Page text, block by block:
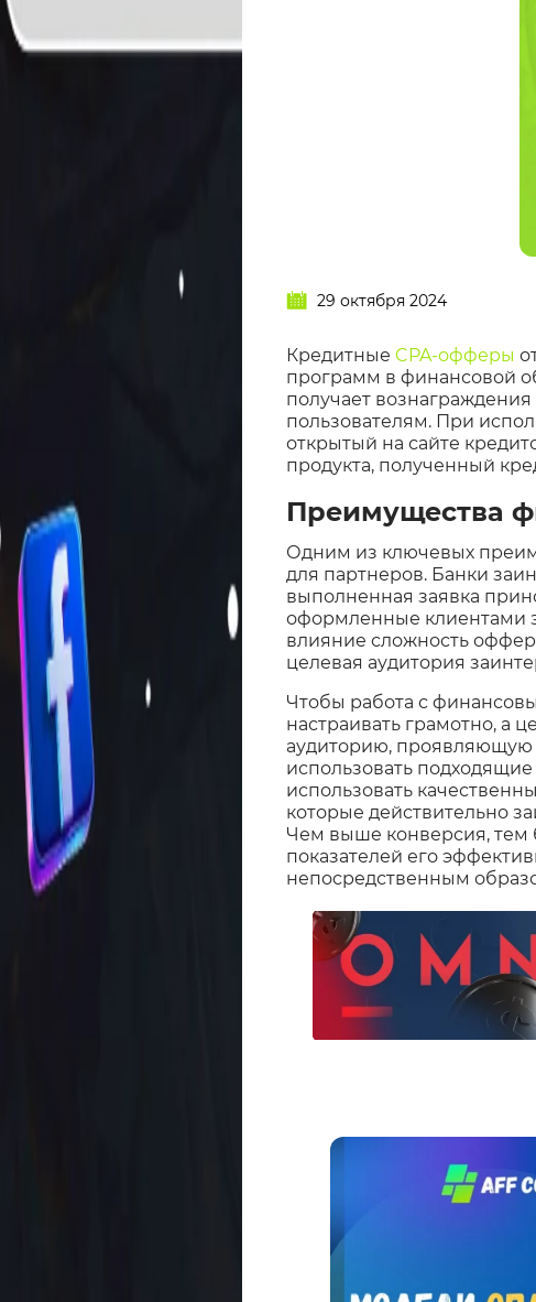
29 октября 2024
Кредитные CPA-офферы
программ в финансовой
получает
пользователям. При
открытый на сайте
продукта, полученный
Преимущества
Одним из ключевых
для партнеров. Банки
выполненная заявка
оформленные клиентами
влияние сложность
целевая аудитория
Чтобы работа с
настраивать грамотно, а
аудиторию, проявляющую
использовать
использовать
которые действительно
Чем выше конверсия, тем
показателей его
непосредственным